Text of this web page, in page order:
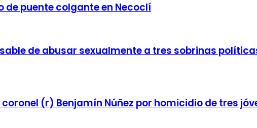
de puente colgante en Necoclí
de abusar sexualmente a tres sobrinas
(r) Benjamín Núñez por homicidio de tres